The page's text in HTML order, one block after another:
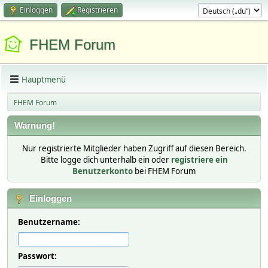
Einloggen Registrieren
FHEM Forum
Hauptmenü
FHEM Forum
Warnung!
Nur registrierte Mitglieder haben Zugriff auf diesen Bereich.
Bitte logge dich unterhalb ein oder registriere ein
Benutzerkonto bei FHEM Forum
Einloggen
Benutzername:
Passwort: